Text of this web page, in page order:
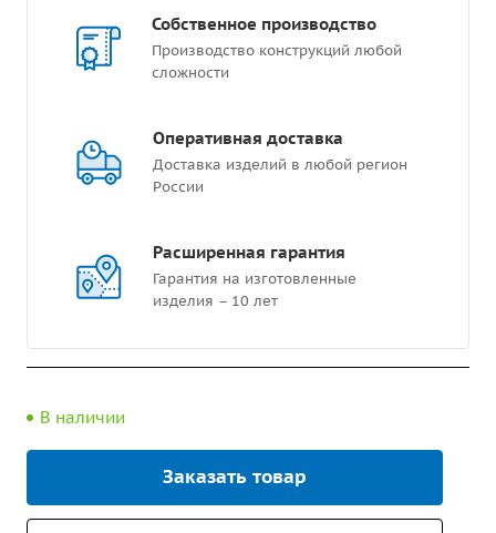
Собственное производство
Производство конструкций любой
сложности
Оперативная доставка
Доставка изделий в любой регион
России
Расширенная гарантия
Гарантия на изготовленные
изделия – 10 лет
В наличии
Заказать товар